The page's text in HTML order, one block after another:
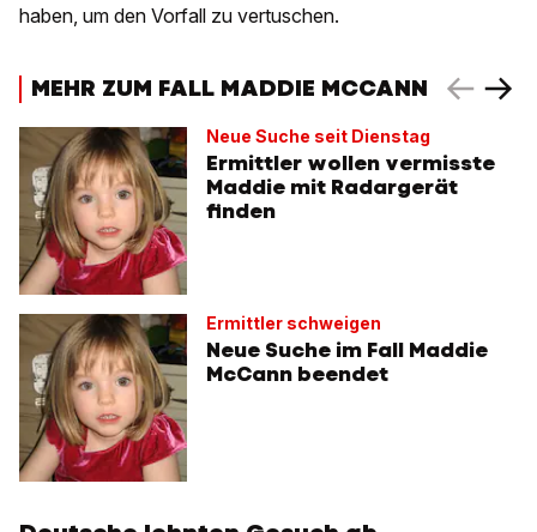
haben, um den Vorfall zu vertuschen.
MEHR ZUM FALL MADDIE MCCANN
Neue Suche seit Dienstag
Ermittler wollen vermisste
Maddie mit Radargerät
finden
Ermittler schweigen
Neue Suche im Fall Maddie
McCann beendet